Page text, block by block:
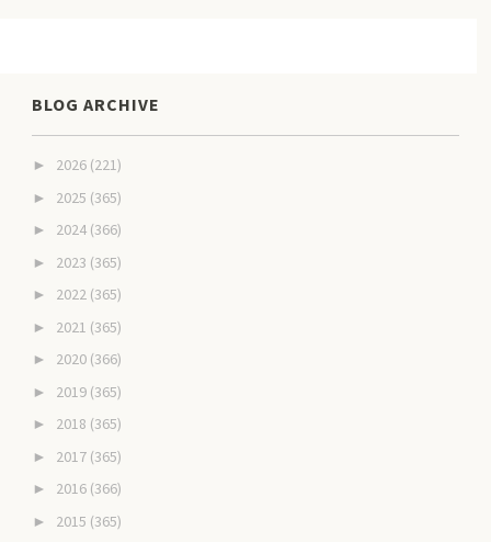
BLOG ARCHIVE
► 2026 (221)
► 2025 (365)
► 2024 (366)
► 2023 (365)
► 2022 (365)
► 2021 (365)
► 2020 (366)
► 2019 (365)
► 2018 (365)
► 2017 (365)
► 2016 (366)
► 2015 (365)